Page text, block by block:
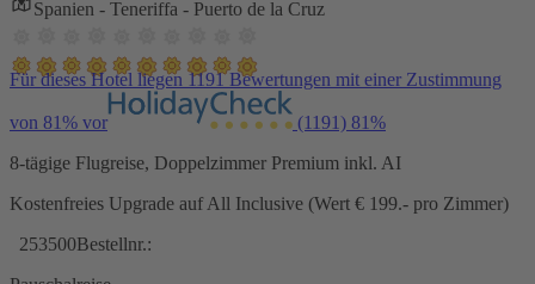
Spanien - Teneriffa - Puerto de la Cruz
Für dieses Hotel liegen 1191 Bewertungen mit einer Zustimmung
von 81% vor (1191) 81%
8-tägige Flugreise, Doppelzimmer Premium inkl. AI
Kostenfreies Upgrade auf All Inclusive (Wert € 199.- pro Zimmer)
253500Bestellnr.: